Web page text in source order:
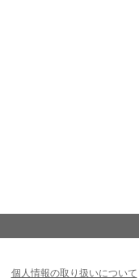
個人情報の取り扱いについて